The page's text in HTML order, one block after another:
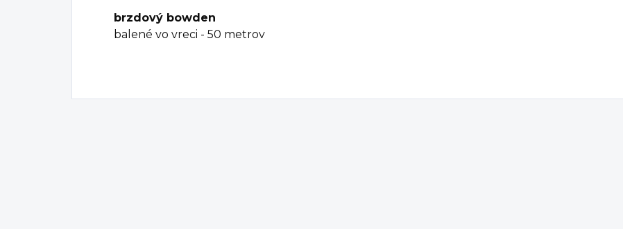
brzdový bowden
balené vo vreci - 50 metrov